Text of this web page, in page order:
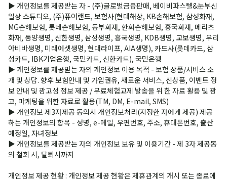
▶ 개인정보를 제공받는 자 - (주)글로벌금융판매, 베이비파스텔&눈부신
일상 스튜디오, (주)퓨어랜드, 보험사(현대해상, KB손해보험, 삼성화재,
MG손해보험, 롯데손해보험, 동부화재, 한화손해보험, 흥국화재, 메리츠
화재, 동양생명, 신한생명, 삼성생명, 흥국생명, KDB생명, 교보생명, 우리
아비바생명, 미래에셋생명, 현대라이프, AIA생명), 카드사(롯데카드, 삼
성카드, IBK기업은행, 국민카드, 신한카드), 국민은행
▶ 개인정보를 제공받는 자의 개인정보 이용 목적 - 보험 상품/서비스 소
개 및 상담. 향후 보험안내 및 가입권유, 새로운 서비스, 신상품, 이벤트 정
보 안내 및 광고성 정보 제공 / 무료체험교제 발송을 위 한 자료 활용 및 광
고, 마케팅을 위한 자료로 활용(TM, DM, E-mail, SMS)
▶ 개인정보 제3자제공 동의시 개인정보처리(지정한 자에게 제공) 제공
하는 개인정보의 항목 - 성명, e-메일, 우편번호, 주소, 휴대폰번호, 출산
예정일, 자녀정보
▶ 개인정보를 제공받는 자의 개인정보 보유 및 이용기간 - 제 3자 제공동
의 철회 시, 탈퇴시까지
개인정보 제공 현황 : 개인정보 제공 현황은 제휴관계의 개시 또는 종료에